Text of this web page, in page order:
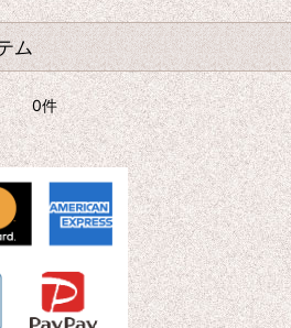
ム
0件